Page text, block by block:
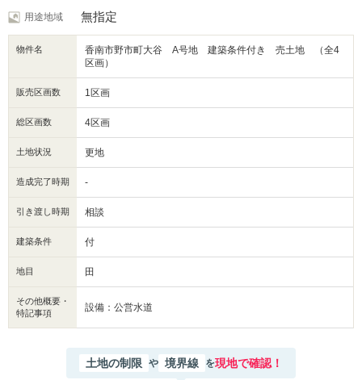
用途地域 無指定
物件名
香南市野市町大谷 A号地 建築条件付き 売土地 （全4
区画）
販売区画数 1区画
総区画数 4区画
土地状況 更地
造成完了時期 -
引き渡し時期 相談
建築条件 付
地目 田
その他概要・
特記事項
設備：公営水道
土地の制限 や 境界線 を現地で確認！